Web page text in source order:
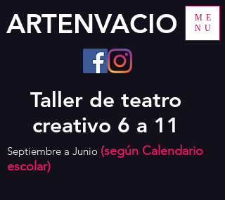
ME
NU
ARTENVACIO
Taller de teatro
creativo 6 a 11
Septiembre a Junio (según Calendario
escolar)